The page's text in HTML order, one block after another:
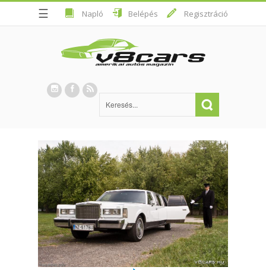
☰ Napló Belépés Regisztráció